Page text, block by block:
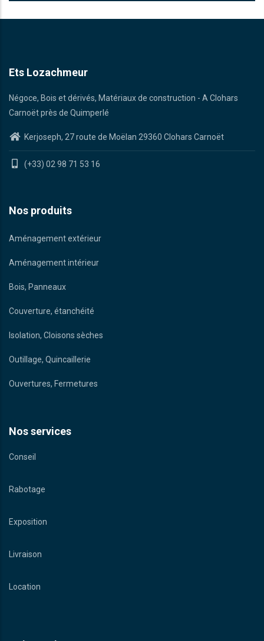
Ets Lozachmeur
Négoce, Bois et dérivés, Matériaux de construction - A Clohars
Carnoët près de Quimperlé
Kerjoseph, 27 route de Moëlan 29360 Clohars Carnoët
(+33) 02 98 71 53 16
Nos produits
Aménagement extérieur
Aménagement intérieur
Bois, Panneaux
Couverture, étanchéité
Isolation, Cloisons sèches
Outillage, Quincaillerie
Ouvertures, Fermetures
Nos services
Conseil
Rabotage
Exposition
Livraison
Location